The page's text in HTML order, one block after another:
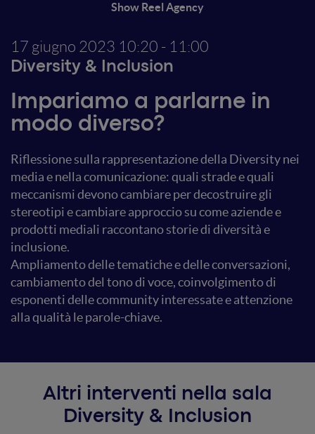
Show Reel Agency
17 giugno 2023 10:20 - 11:00
Diversity & Inclusion
Impariamo a parlarne in
modo diverso?
Riflessione sulla rappresentazione della Diversity nei
media e nella comunicazione: quali strade e quali
meccanismi devono cambiare per decostruire gli
stereotipi e cambiare approccio su come aziende e
prodotti mediali raccontano storie di diversità e
inclusione.
Ampliamento delle tematiche e delle conversazioni,
cambiamento del tono di voce, coinvolgimento di
esponenti delle community interessate e attenzione
alla qualità le parole-chiave.
Altri interventi nella sala
Diversity & Inclusion